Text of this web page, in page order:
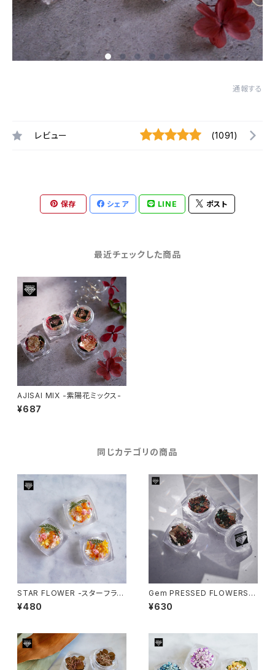
通報する
レビュー (1091)
保存 シェア LINE ポスト
最近チェックした商品
AJISAI MIX -紫陽花ミックス-
¥687
同じカテゴリの商品
STAR FLOWER -スターフラワ
ー-
¥480
Gem PRESSED FLOWERS S
PIREA -コデマリ-
¥630